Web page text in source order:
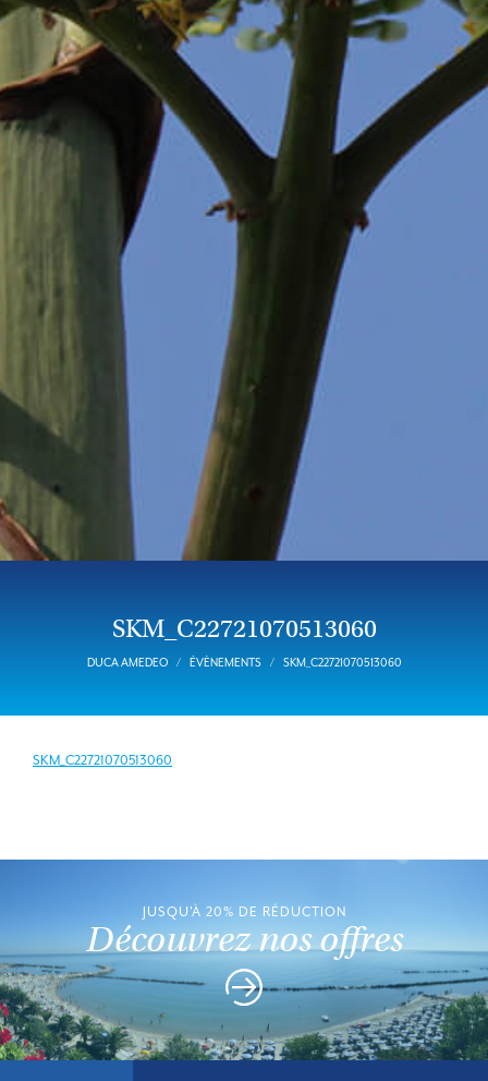
SKM_C22721070513060
DUCA AMEDEO ÉVÈNEMENTS SKM_C22721070513060
SKM_C22721070513060
JUSQU'À 20% DE RÉDUCTION
Découvrez nos offres